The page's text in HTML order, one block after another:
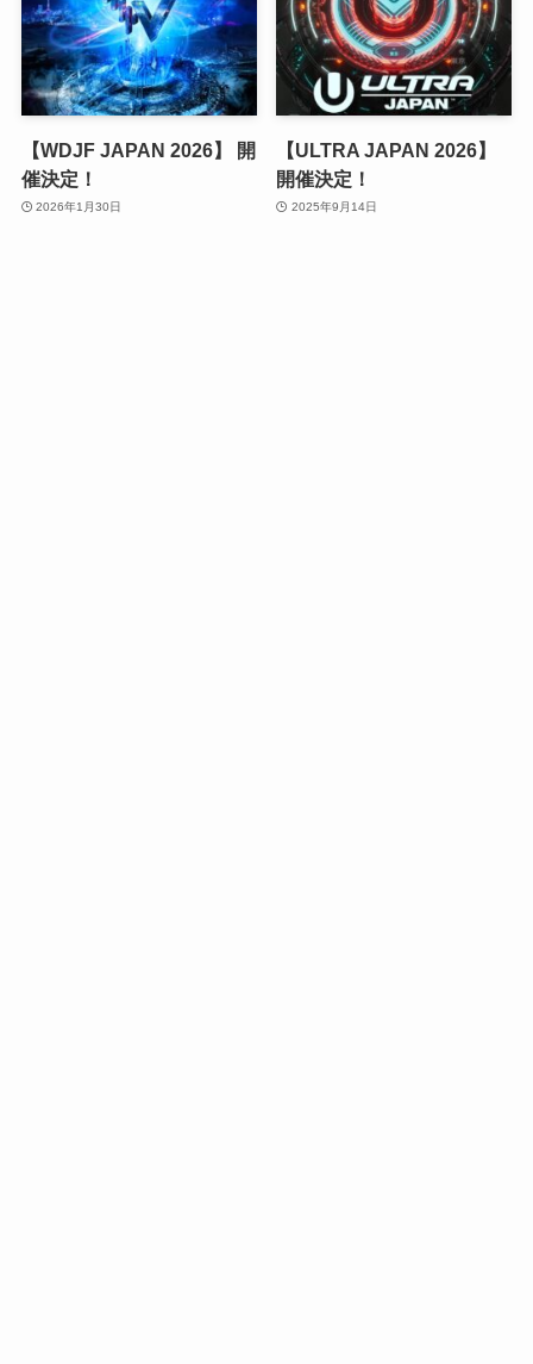
【WDJF JAPAN 2026】 開
催決定！
2026年1月30日
【ULTRA JAPAN 2026】
開催決定！
2025年9月14日